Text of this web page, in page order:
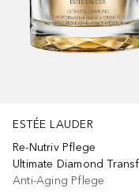
ESTÉE LAUDER
Re-Nutriv Pflege
Anti-Aging Pflege